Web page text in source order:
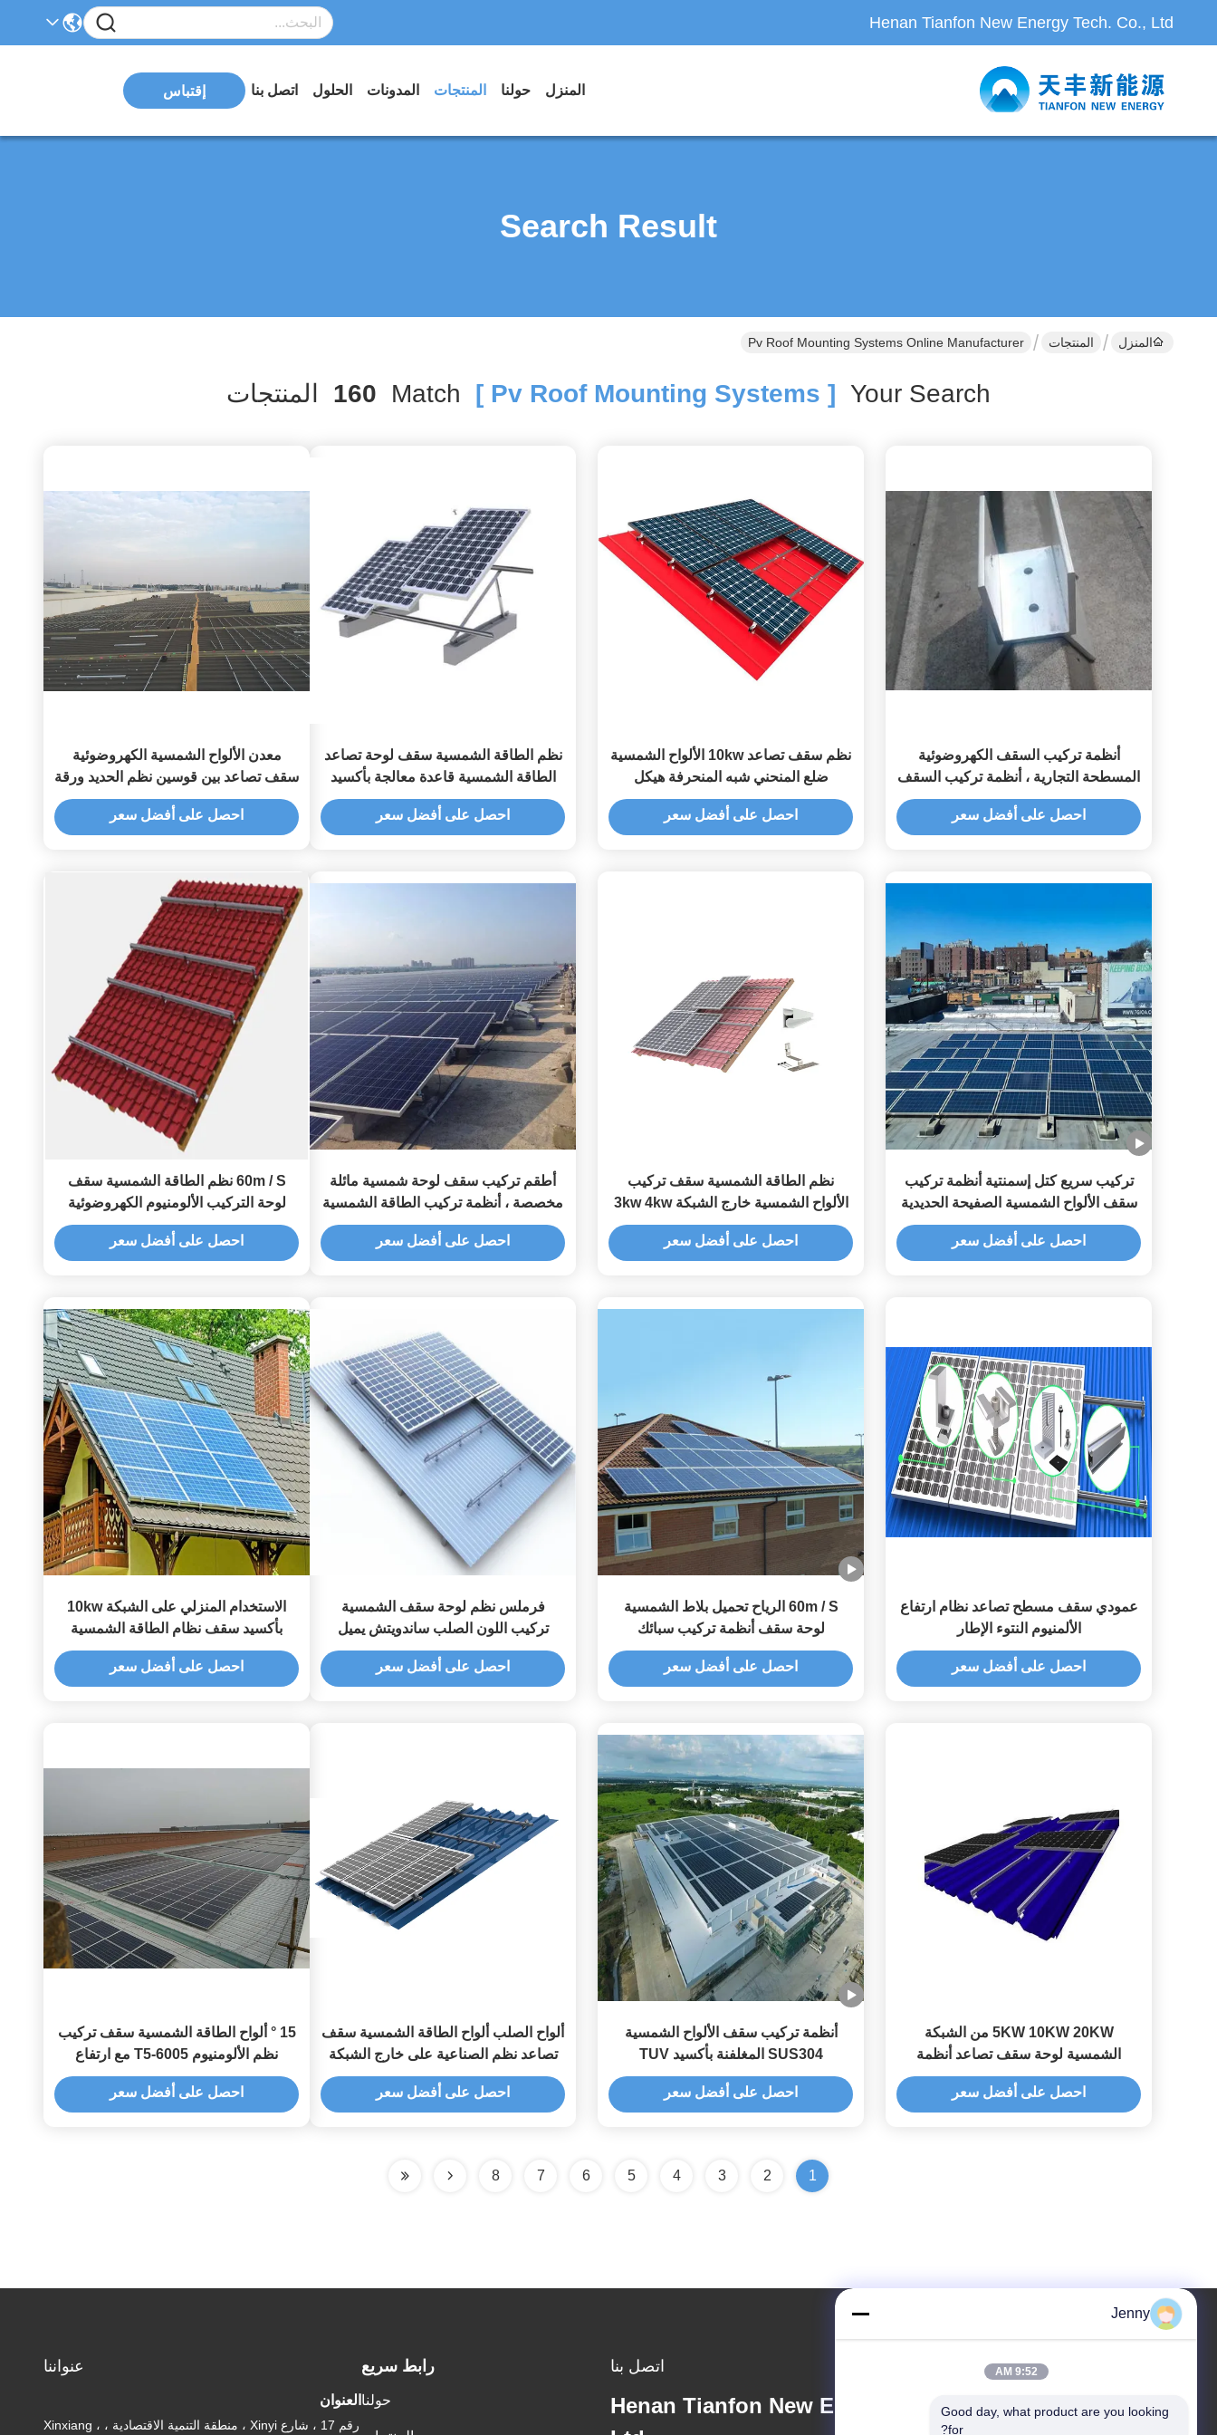
Henan Tianfon New Energy Tech. Co., Ltd
المنزل حولنا المنتجات المدونات الحلول اتصل بنا إقتباس
Search Result
المنزل المنتجات Pv Roof Mounting Systems Online Manufacturer
Your Search
[ Pv Roof Mounting Systems ]
160 المنتجات
أنظمة تركيب السقف الكهروضوئية
المسطحة التجارية ، أنظمة تركيب السقف
المعدني PV على السقف من الصفيح
المعدنية
احصل على أفضل سعر
نظم سقف تصاعد 10kw الألواح الشمسية
ضلع المنحني شبه المنحرفة هيكل
الكهروضوئية الدائمة التماس
احصل على أفضل سعر
نظم الطاقة الشمسية سقف لوحة تصاعد
الطاقة الشمسية قاعدة معالجة بأكسيد
HDG السطح
احصل على أفضل سعر
معدن الألواح الشمسية الكهروضوئية
سقف تصاعد بين قوسين نظم الحديد ورقة
الفولاذ المقاوم للصدأ
احصل على أفضل سعر
تركيب سريع كتل إسمنتية أنظمة تركيب
سقف الألواح الشمسية الصفيحة الحديدية
الفولاذ المقاوم للصدأ لهياكل السقف
الكهروضوئية
احصل على أفضل سعر
نظم الطاقة الشمسية سقف تركيب
الألواح الشمسية خارج الشبكة 3kw 4kw
5kw سماكة 0.5mm-15mm
احصل على أفضل سعر
أطقم تركيب سقف لوحة شمسية مائلة
مخصصة ، أنظمة تركيب الطاقة الشمسية
الكهروضوئية
احصل على أفضل سعر
60m / S نظم الطاقة الشمسية سقف
لوحة التركيب الألومنيوم الكهروضوئية
الألواح الشمسية الكهروضوئية بلاط
للتسوق
احصل على أفضل سعر
عمودي سقف مسطح تصاعد نظام ارتفاع
الألمنيوم النتوء الإطار
احصل على أفضل سعر
60m / S الرياح تحميل بلاط الشمسية
لوحة سقف أنظمة تركيب سبائك
الألومنيوم / الفولاذ المقاوم للصدأ
احصل على أفضل سعر
فرملس نظم لوحة سقف الشمسية
تركيب اللون الصلب ساندويتش يميل
الساخنة - تراجع المغلفنة
احصل على أفضل سعر
الاستخدام المنزلي على الشبكة 10kw
بأكسيد سقف نظام الطاقة الشمسية
احصل على أفضل سعر
5KW 10KW 20KW من الشبكة
الشمسية لوحة سقف تصاعد أنظمة
الطاقة الشمسية
احصل على أفضل سعر
أنظمة تركيب سقف الألواح الشمسية
SUS304 المغلفنة بأكسيد TUV
احصل على أفضل سعر
ألواح الصلب ألواح الطاقة الشمسية سقف
تصاعد نظم الصناعية على خارج الشبكة
نوع سبائك عالية القوة
احصل على أفضل سعر
15 ° ألواح الطاقة الشمسية سقف تركيب
نظم الألومنيوم 6005-T5 مع ارتفاع
الاستقرار المشهد
احصل على أفضل سعر
1
2
3
4
5
6
7
8
اتصل بنا
Henan Tianfon New Energy Tech. Co.,
رابط سريع
حولنا
عنواننا
العنوان
رقم 17 ، شارع Xinyi ، منطقة التنمية الاقتصادية ، Xinxiang ،
Jenny
9:52 AM
Good day, what product are you looking
for?